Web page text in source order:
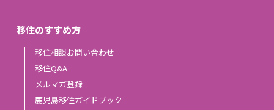
移住のすすめ方
移住相談お問い合わせ
移住Q&A
メルマガ登録
鹿児島移住ガイドブック